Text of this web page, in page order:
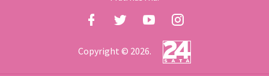
Copyright © 2026.